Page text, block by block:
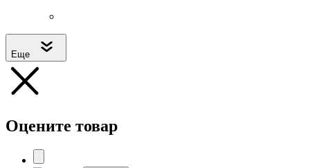
Еще
Оцените товар